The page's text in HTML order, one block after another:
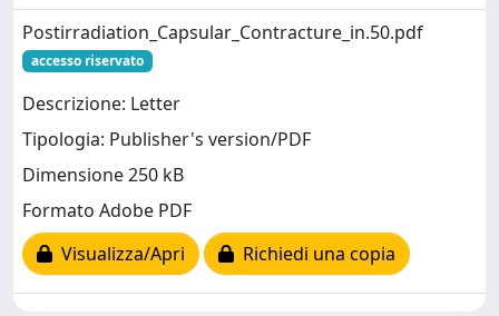
Postirradiation_Capsular_Contracture_in.50.pdf
accesso riservato
Descrizione: Letter
Tipologia: Publisher's version/PDF
Dimensione 250 kB
Formato Adobe PDF
Visualizza/Apri
Richiedi una copia